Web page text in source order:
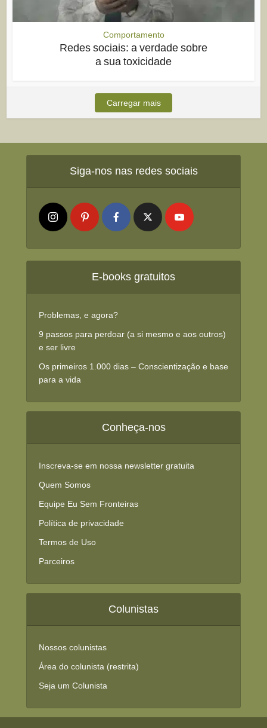
Comportamento
Redes sociais: a verdade sobre
a sua toxicidade
Carregar mais
Siga-nos nas redes sociais
E-books gratuitos
Problemas, e agora?
9 passos para perdoar (a si mesmo e aos outros)
e ser livre
Os primeiros 1.000 dias – Conscientização e base
para a vida
Conheça-nos
Inscreva-se em nossa newsletter gratuita
Quem Somos
Equipe Eu Sem Fronteiras
Política de privacidade
Termos de Uso
Parceiros
Colunistas
Nossos colunistas
Área do colunista (restrita)
Seja um Colunista